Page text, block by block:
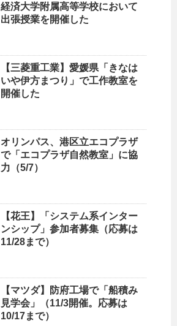
経済大学附属高等学校において
出張授業を開催した
【三菱重工業】愛媛県「きなは
いや伊方まつり」で工作教室を
開催した
オリンパス、港区立エコプラザ
で「エコプラザ自然教室」に協
力（5/7）
【花王】「システム系インター
ンシップ」参加者募集（応募は
11/28まで）
【マツダ】防府工場で「船積み
見学会」（11/3開催。応募は
10/17まで）